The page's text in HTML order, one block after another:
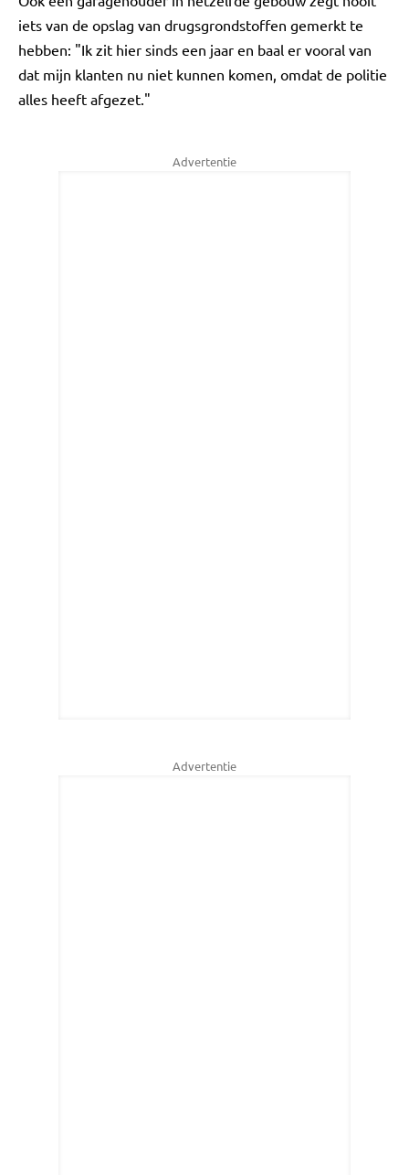
iets van de opslag van drugsgrondstoffen gemerkt te
hebben: "Ik zit hier sinds een jaar en baal er vooral van
dat mijn klanten nu niet kunnen komen, omdat de politie
alles heeft afgezet."
Advertentie
Advertentie